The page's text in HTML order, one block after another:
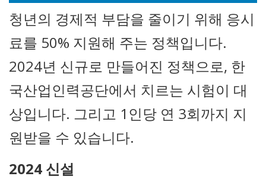
청년의 경제적 부담을 줄이기 위해 응시
료를 50% 지원해 주는 정책입니다.
2024년 신규로 만들어진 정책으로, 한
국산업인력공단에서 치르는 시험이 대
상입니다. 그리고 1인당 연 3회까지 지
원받을 수 있습니다.
2024 신설